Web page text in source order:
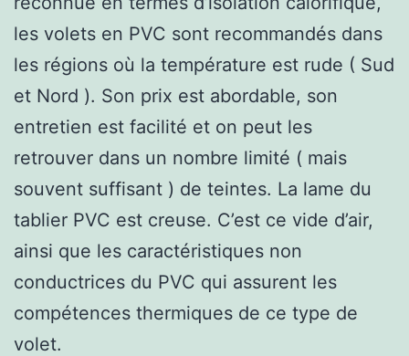
les volets en PVC sont recommandés dans
les régions où la température est rude ( Sud
et Nord ). Son prix est abordable, son
entretien est facilité et on peut les
retrouver dans un nombre limité ( mais
souvent suffisant ) de teintes. La lame du
tablier PVC est creuse. C’est ce vide d’air,
ainsi que les caractéristiques non
conductrices du PVC qui assurent les
compétences thermiques de ce type de
volet.